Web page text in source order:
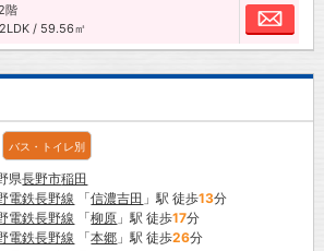
階
/ 59.56㎡
お
バス・トイレ別
県長野市稲田
電鉄長野線 「信濃吉田 」駅 徒歩13分
電鉄長野線 「柳原 」駅 徒歩17分
電鉄長野線 「本郷 」駅 徒歩26分